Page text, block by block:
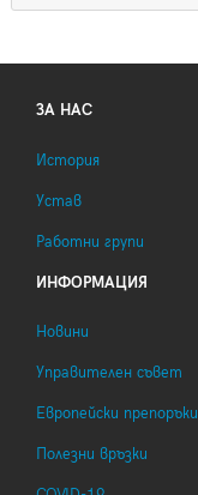
ЗА НАС
История
Устав
Работни групи
ИНФОРМАЦИЯ
Новини
Управителен съвет
Европейски препоръки
Полезни връзки